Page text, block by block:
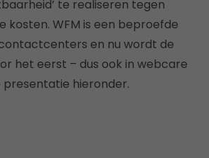
te realiseren tegen
kosten. WFM is een beproefde
en nu wordt de
het eerst – dus ook in webcare
presentatie hieronder.